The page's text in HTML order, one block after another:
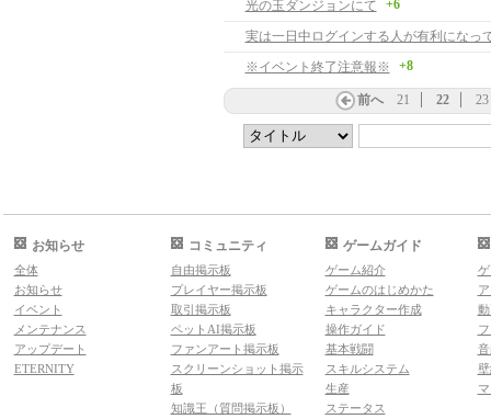
光の玉ダンジョンにて
+6
実は一日中ログインする人が有利になっ
※イベント終了注意報※
+8
前へ 21 22 23
お知らせ
全体
お知らせ
イベント
メンテナンス
アップデート
ETERNITY
コミュニティ
自由掲示板
プレイヤー掲示板
取引掲示板
ペットAI掲示板
ファンアート掲示板
スクリーンショット掲示
板
知識王（質問掲示板）
ゲームガイド
ゲーム紹介
ゲームのはじめかた
キャラクター作成
操作ガイド
基本戦闘
スキルシステム
生産
ステータス